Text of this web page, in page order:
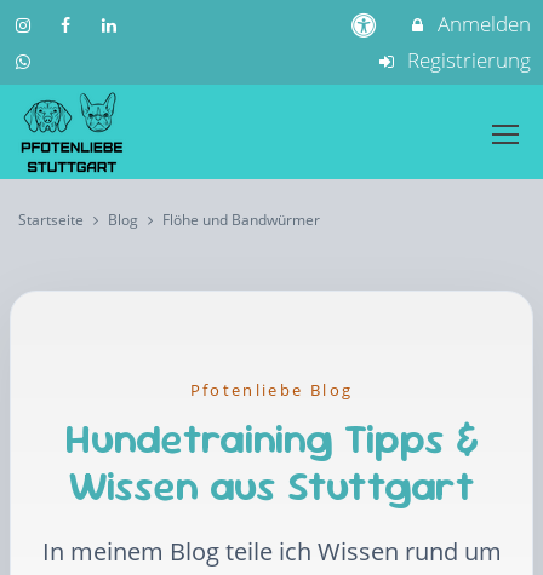
Anmelden
Registrierung
Startseite Blog Flöhe und Bandwürmer
Pfotenliebe Blog
Hundetraining Tipps &
Wissen aus Stuttgart
In meinem Blog teile ich Wissen rund um